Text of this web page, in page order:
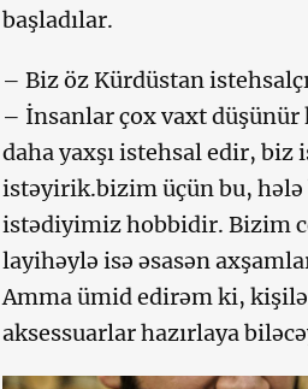
başladılar.
– Biz öz Kürdüstan
– İnsanlar çox vaxt
daha yaxşı istehsal edir, biz
istəyirik.bizim üçün bu, hələ
istədiyimiz hobbidir. Bizim
layihəylə isə əsasən
Amma ümid edirəm ki,
aksessuarlar hazırlaya